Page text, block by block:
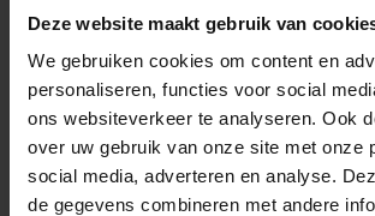
Deze website maakt gebruik van
We gebruiken cookies om content en
personaliseren, functies voor social
ons websiteverkeer te analyseren. Ook
over uw gebruik van onze site met onze
social media, adverteren en analyse.
de gegevens combineren met andere
Wij kunnen je helpen!